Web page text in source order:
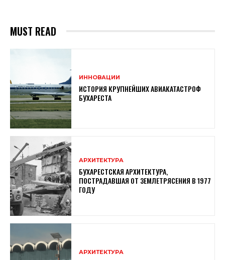
MUST READ
ИННОВАЦИИ
ИСТОРИЯ КРУПНЕЙШИХ АВИАКАТАСТРОФ
БУХАРЕСТА
АРХИТЕКТУРА
БУХАРЕСТСКАЯ АРХИТЕКТУРА,
ПОСТРАДАВШАЯ ОТ ЗЕМЛЕТРЯСЕНИЯ В 1977
ГОДУ
АРХИТЕКТУРА